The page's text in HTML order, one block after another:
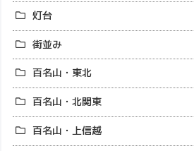
灯台
街並み
百名山・東北
百名山・北関東
百名山・上信越